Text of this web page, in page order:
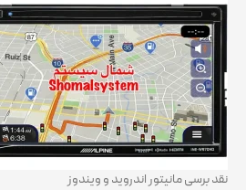
نقد برسی مانیتور اندروید و ویندوز